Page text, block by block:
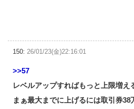
150: 26/01/23(金)22:16:01
>>57
レベルアップすればもっと上限増え
まぁ最大までに上げるには取引券